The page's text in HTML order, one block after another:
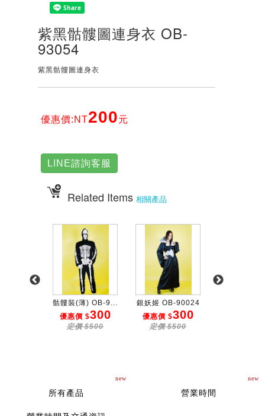
紫黑骷髏圖連身衣 OB-
93054
紫黑骷髏圖連身衣
優惠價:NT200元
LINE諮詢客服
Related Items 相關產品
骷髏裝(薄) OB-9...
優惠價 $300
定價 $500
銀妖姬 OB-90024
優惠價 $300
定價 $500
new
所有產品
new
營業時間